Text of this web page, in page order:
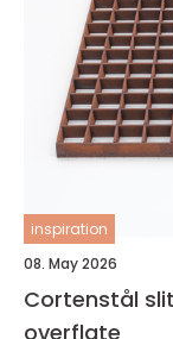
inspiration
08. May 2026
Cortenstål slitesterkt stål med levende
overflate